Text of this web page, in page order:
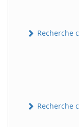
Recherche
Recherche